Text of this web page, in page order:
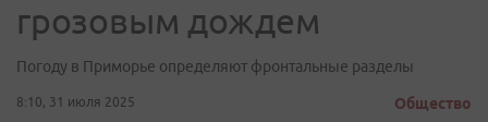
грозовым дождем
Погоду в Приморье определяют фронтальные разделы
8:10, 31 июля 2025 Общество